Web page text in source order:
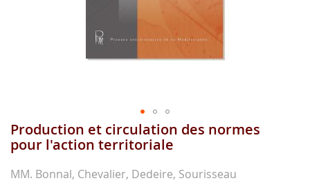
Skip
to
the
beginning
Production et circulation des normes
pour l'action territoriale
MM. Bonnal, Chevalier, Dedeire, Sourisseau